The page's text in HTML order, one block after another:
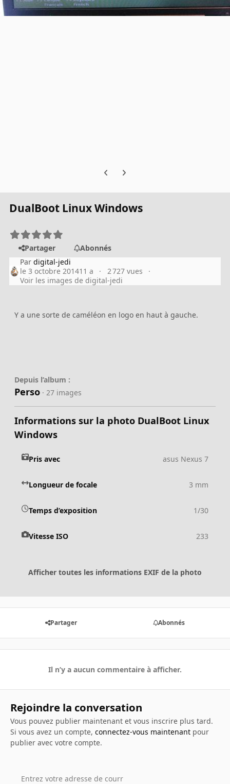
Previous carousel slide
Next carousel slide
DualBoot Linux Windows
Partager
Abonnés
Pardigital-jedi
le 3 octobre 201411 a
2 727 vues
Voir les images de digital-jedi
Y a une sorte de caméléon en logo en haut à gauche.
Depuis l’album :
Perso · 27 images
Informations sur la photo DualBoot Linux
Windows
Pris avec asus Nexus 7
Longueur de focale 3 mm
Temps d’exposition 1/30
Vitesse ISO 233
Afficher toutes les informations EXIF de la photo
Partager Abonnés
Il n’y a aucun commentaire à afficher.
Rejoindre la conversation
Vous pouvez publier maintenant et vous inscrire plus tard.
Si vous avez un compte, connectez-vous maintenantpour
publier avec votre compte.